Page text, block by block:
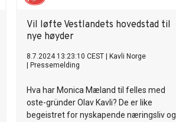
Vil løfte Vestlandets hovedstad til
nye høyder
8.7.2024 13:23:10 CEST
Kavli Norge
Pressemelding
Hva har Monica Mæland til felles med
oste-gründer Olav Kavli? De er like
begeistret for nyskapende næringsliv og